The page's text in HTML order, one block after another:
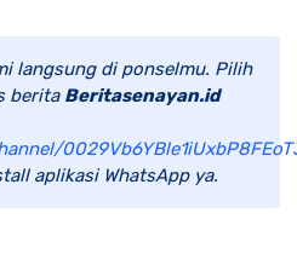
langsung di ponselmu. Pilih
berita Beritasenayan.id
aplikasi WhatsApp ya.